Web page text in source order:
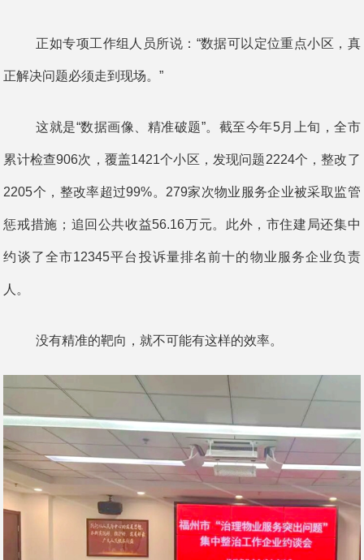
正如专项工作组人员所说：“数据可以定位重点小区，真
正解决问题必须走到现场。”
这就是“数据画像、精准破题”。截至今年5月上旬，全市
累计检查906次，覆盖1421个小区，发现问题2224个，整改了
2205个，整改率超过99%。279家次物业服务企业被采取监管
惩戒措施；追回公共收益56.16万元。此外，市住建局还集中
约谈了全市12345平台投诉量排名前十的物业服务企业负责
人。
没有精准的靶向，就不可能有这样的效率。